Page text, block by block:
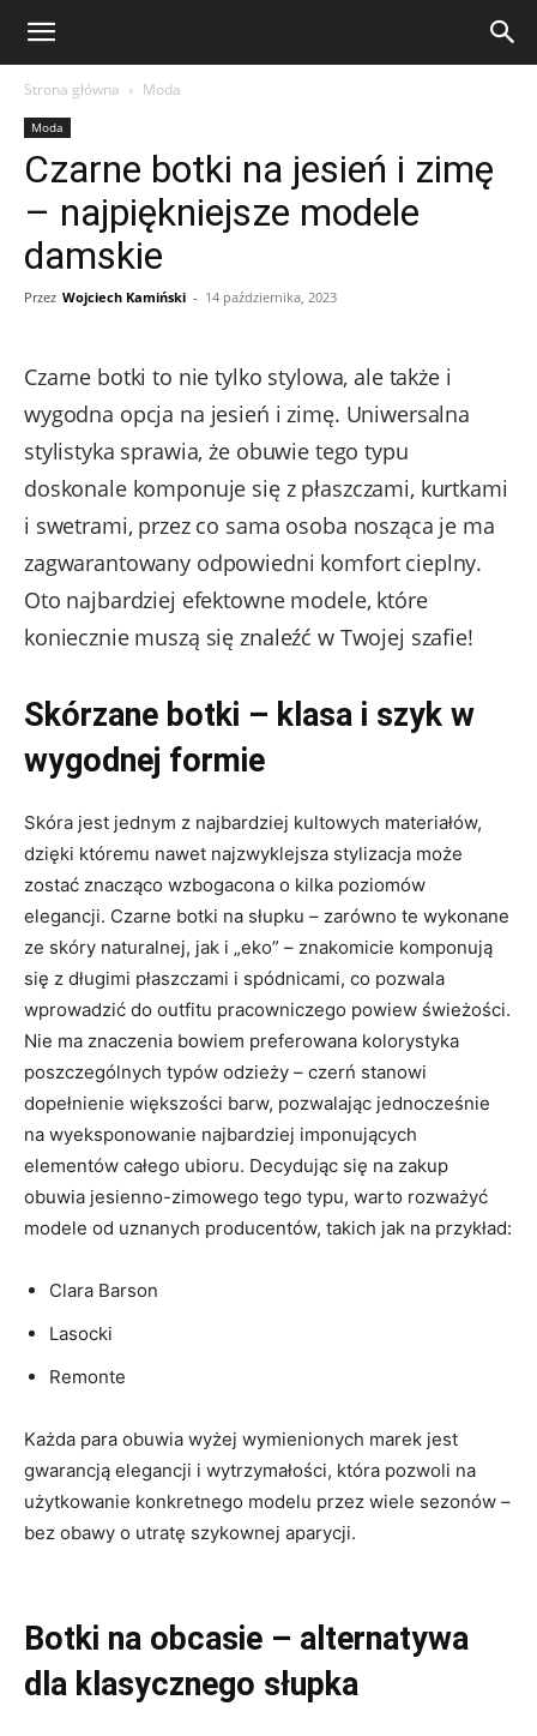
eFakty24.pl
Strona główna Moda
Moda
Czarne botki na jesień i zimę
– najpiękniejsze modele
damskie
Przez Wojciech Kamiński - 14 października, 2023
Czarne botki to nie tylko stylowa, ale także i
wygodna opcja na jesień i zimę. Uniwersalna
stylistyka sprawia, że obuwie tego typu
doskonale komponuje się z płaszczami, kurtkami
i swetrami, przez co sama osoba nosząca je ma
zagwarantowany odpowiedni komfort cieplny.
Oto najbardziej efektowne modele, które
koniecznie muszą się znaleźć w Twojej szafie!
Skórzane botki – klasa i szyk w
wygodnej formie
Skóra jest jednym z najbardziej kultowych materiałów,
dzięki któremu nawet najzwyklejsza stylizacja może
zostać znacząco wzbogacona o kilka poziomów
elegancji. Czarne botki na słupku – zarówno te wykonane
ze skóry naturalnej, jak i „eko” – znakomicie komponują
się z długimi płaszczami i spódnicami, co pozwala
wprowadzić do outfitu pracowniczego powiew świeżości.
Nie ma znaczenia bowiem preferowana kolorystyka
poszczególnych typów odzieży – czerń stanowi
dopełnienie większości barw, pozwalając jednocześnie
na wyeksponowanie najbardziej imponujących
elementów całego ubioru. Decydując się na zakup
obuwia jesienno-zimowego tego typu, warto rozważyć
modele od uznanych producentów, takich jak na przykład:
Clara Barson
Lasocki
Remonte
Każda para obuwia wyżej wymienionych marek jest
gwarancją elegancji i wytrzymałości, która pozwoli na
użytkowanie konkretnego modelu przez wiele sezonów –
bez obawy o utratę szykownej aparycji.
Botki na obcasie – alternatywa
dla klasycznego słupka